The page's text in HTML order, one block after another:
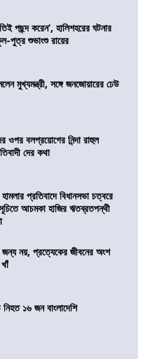
পছন্দ করেন’, হালিশহরের ঘটনার
পুত্র শুভাংশু রায়ের
মুখ্যমন্ত্রী, সঙ্গে জনজোয়ারের ঢেউ
ওপর বলপ্রয়োগের নিন্দা রাহুল
দের কথা
প্রতিবাদে বিধানসভা চত্বরে
আচমকা হাজির ঋতব্রতপন্থী
জন্য নয়, প্রত্যেকের জীবনের অংশ
১৬ জন বাংলাদেশি